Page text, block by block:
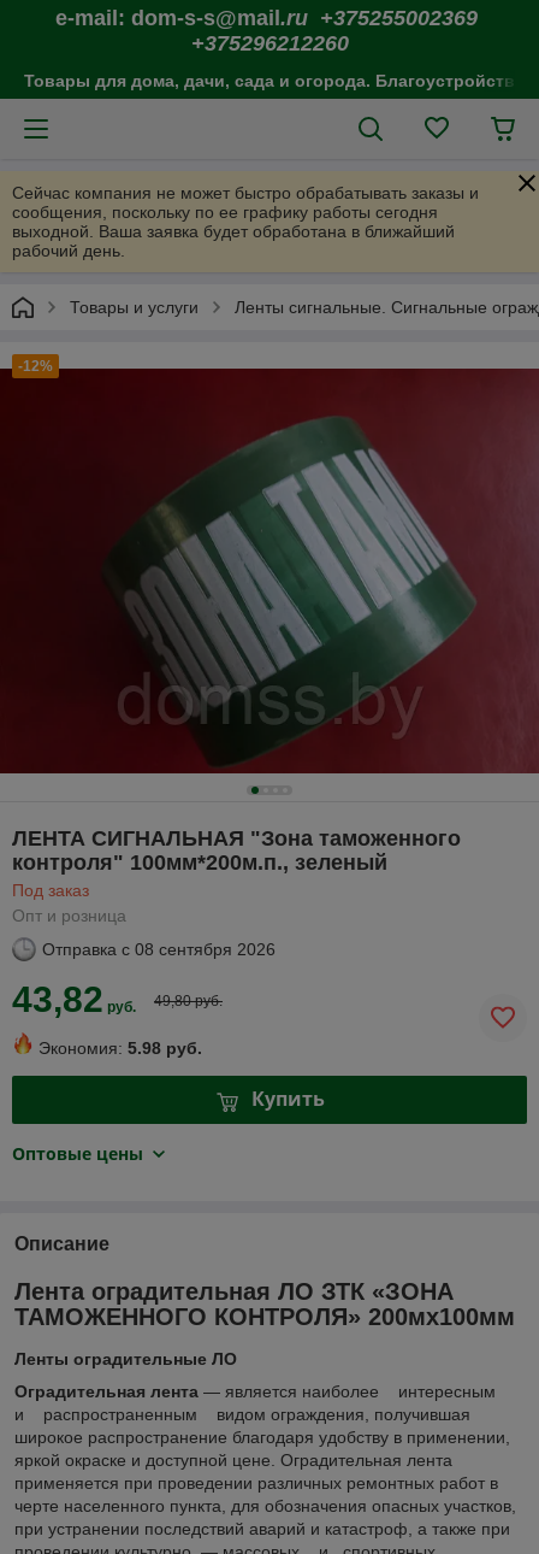
e-mail: dom-s-s@mail .ru +375255002369
+375296212260
Товары для дома, дачи, сада и огорода. Благоустройство
Сейчас компания не может быстро обрабатывать заказы и
сообщения, поскольку по ее графику работы сегодня
выходной. Ваша заявка будет обработана в ближайший
рабочий день.
Товары и услуги Ленты сигнальные. Сигнальные
-12%
ЛЕНТА СИГНАЛЬНАЯ "Зона таможенного
контроля" 100мм*200м.п., зеленый
Под заказ
Опт и розница
Отправка с 08 сентября 2026
43,82 руб. 49,80 руб.
Экономия: 5.98 руб.
Купить
Оптовые цены
Описание
Лента оградительная ЛО ЗТК «ЗОНА
ТАМОЖЕННОГО КОНТРОЛЯ» 200мх100мм
Ленты оградительные ЛО
Оградительная лента ― является наиболее интересным
и распространенным видом ограждения, получившая
широкое распространение благодаря удобству в применении,
яркой окраске и доступной цене. Оградительная лента
применяется при проведении различных ремонтных работ в
черте населенного пункта, для обозначения опасных участков,
при устранении последствий аварий и катастроф, а также при